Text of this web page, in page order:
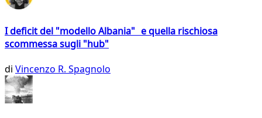
I deficit del "modello Albania" e quella rischiosa
scommessa sugli "hub"
di Vincenzo R. Spagnolo